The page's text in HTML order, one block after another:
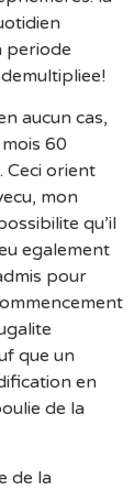
periode
aucun cas,
60
Ceci orient
mon
qu’il
egalement
pour
que un
en
de la
de la